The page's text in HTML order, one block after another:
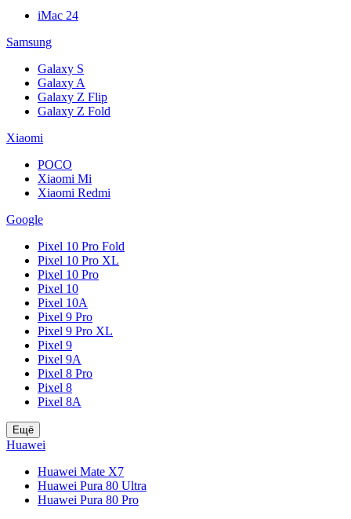
iMac 24
Samsung
Galaxy S
Galaxy A
Galaxy Z Flip
Galaxy Z Fold
Xiaomi
POCO
Xiaomi Mi
Xiaomi Redmi
Google
Pixel 10 Pro Fold
Pixel 10 Pro XL
Pixel 10 Pro
Pixel 10
Pixel 10A
Pixel 9 Pro
Pixel 9 Pro XL
Pixel 9
Pixel 9A
Pixel 8 Pro
Pixel 8
Pixel 8A
Ещё
Huawei
Huawei Mate X7
Huawei Pura 80 Ultra
Huawei Pura 80 Pro